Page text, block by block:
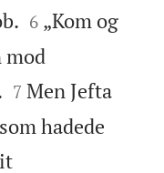


6 „Kom og


7 Men Jefta
hadede